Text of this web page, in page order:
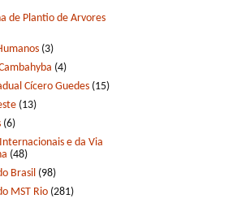
de Plantio de Arvores
(3)
(4)
Cícero Guedes (15)
(13)
(6)
e da Via
(48)
Brasil (98)
MST Rio (281)